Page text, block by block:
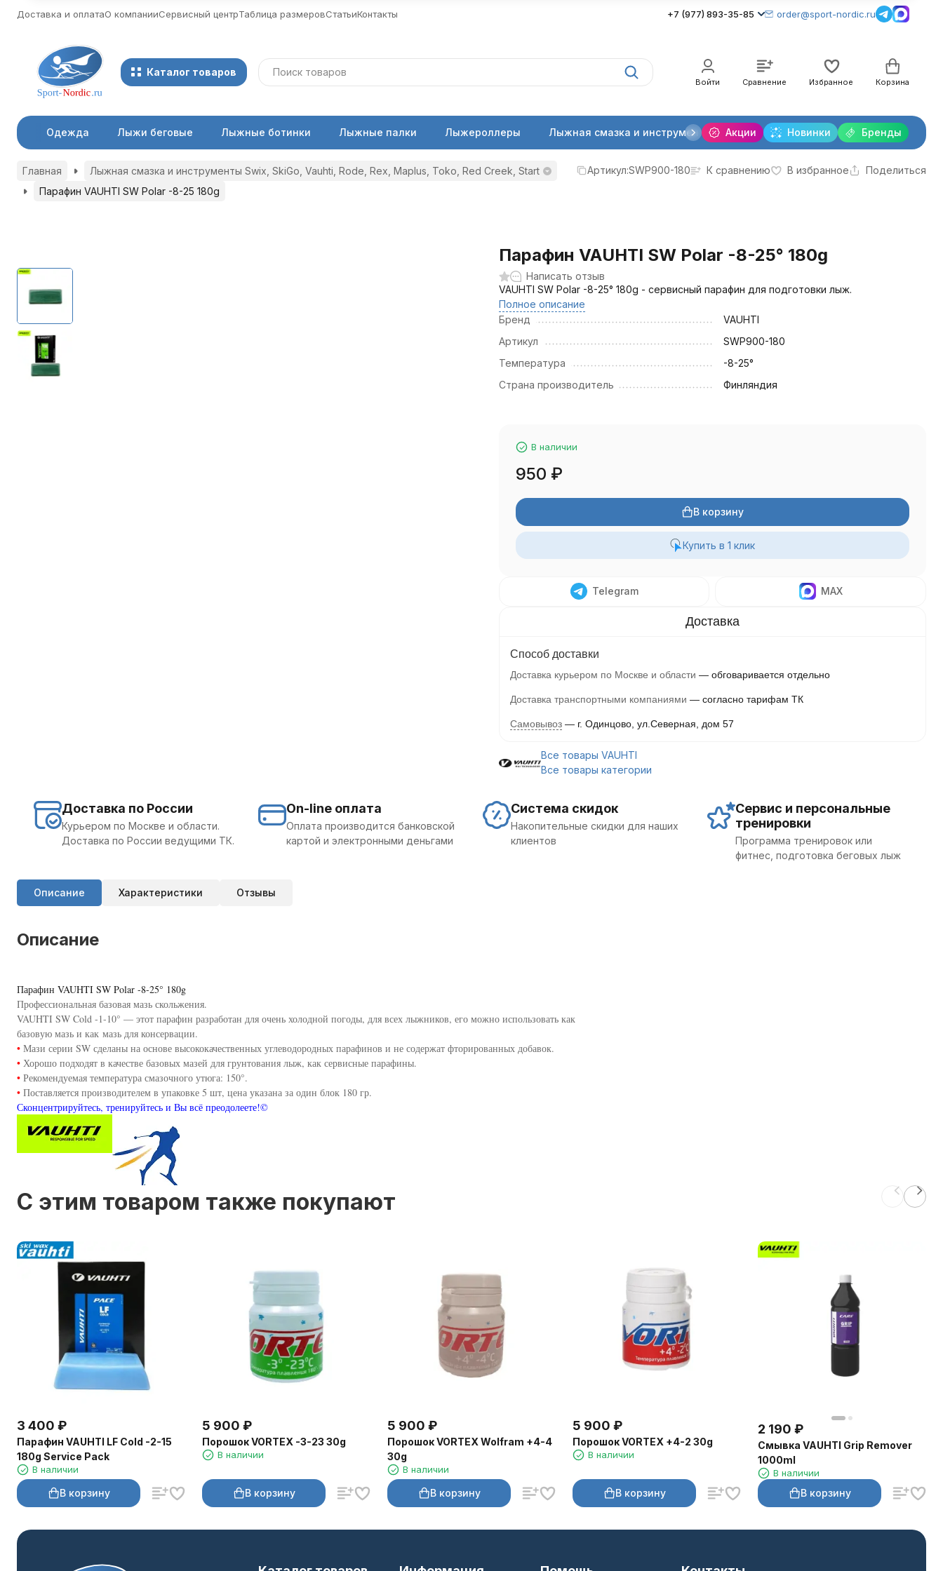
Доставка и оплатаО компанииСервисный центрТаблица размеровСтатьиКонтакты +7 (977) 893-35-85 order@sport-nordic.ru
Каталог товаров
Войти Сравнение Избранное Корзина
Акции Новинки Бренды
Одежда Лыжи беговые Лыжные ботинки Лыжные палки Лыжероллеры Лыжная смазка и инструменты Крепления лыжные Очки и линзы
Главная
Лыжная смазка и инструменты Swix, SkiGo, Vauhti, Rode, Rex, Maplus, Toko, Red Creek, Start
Парафин VAUHTI SW Polar -8-25 180g
Артикул:SWP900-180 К сравнению В избранное Поделиться
Парафин VAUHTI SW Polar -8-25° 180g
Написать отзыв
VAUHTI SW Polar -8-25° 180g - сервисный парафин для подготовки лыж.
Полное описание
Бренд
VAUHTI
Артикул
SWP900-180
Температура
-8-25°
Страна производитель
Финляндия
В наличии
950 ₽
В корзину
Купить в 1 клик
Telegram MAX
Способ доставки
Доставка курьером по Москве и области обговаривается отдельно
Доставка транспортными компаниями согласно тарифам ТК
Самовывоз г. Одинцово, ул.Северная, дом 57
Все товары VAUHTI
Все товары категории
Доставка по России
Курьером по Москве и области.
Доставка по России ведущими ТК.
On-line оплата
Оплата производится банковской
картой и электронными деньгами
Система скидок
Накопительные скидки для наших
клиентов
Сервис и персональные
тренировки
Программа тренировок или
фитнес, подготовка беговых лыж
Описание Характеристики Отзывы
Описание
Парафин VAUHTI SW Polar -8-25° 180g
Профессиональная базовая мазь скольжения.
VAUHTI SW Cold -1-10° — этот парафин разработан для очень холодной погоды, для всех лыжников, его можно использовать как
базовую мазь и как мазь для консервации.
• Мази серии SW сделаны на основе высококачественных углеводородных парафинов и не содержат фторированных добавок.
• Хорошо подходят в качестве базовых мазей для грунтования лыж, как сервисные парафины.
• Рекомендуемая температура смазочного утюга: 150°.
• Поставляется производителем в упаковке 5 шт, цена указана за один блок 180 гр.
Сконцентрируйтесь, тренируйтесь и Вы всё преодолеете!©
C этим товаром также покупают
3 400 ₽
Парафин VAUHTI LF Cold -2-15
180g Service Pack
В наличии
В корзину
5 900 ₽
Порошок VORTEX -3-23 30g
В наличии
В корзину
5 900 ₽
Порошок VORTEX Wolfram +4-4
30g
В наличии
В корзину
5 900 ₽
Порошок VORTEX +4-2 30g
В наличии
В корзину
2 190 ₽
Смывка VAUHTI Grip Remover
1000ml
В наличии
В корзину